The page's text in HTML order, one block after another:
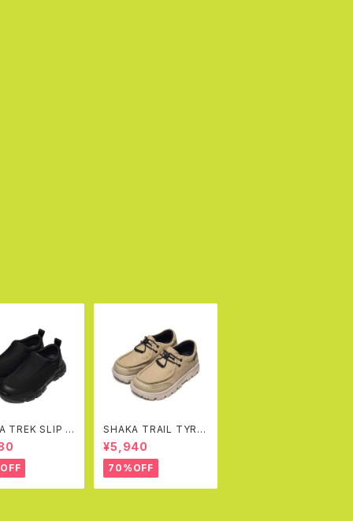
TREK SLIP O
AT
SHAKA TRAIL TYRO
L MOC EX(SAND)
¥5,940
70%OFF